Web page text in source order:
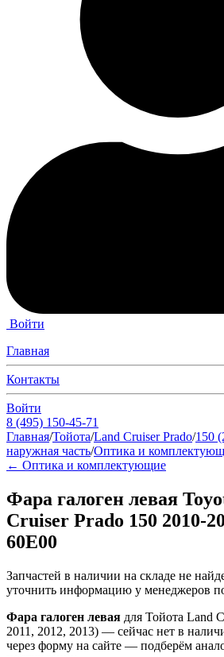
Войти
Главная
Контакты
Войти
8 (495) 150-45-71
Главная/Тойота/Land Cruiser Prado/150
наружная часть/Оптика и
← Оптика и комплектующие
Фара галоген левая
Cruiser Prado 150 2010-
60E00
Запчастей в наличии на складе не
уточнить информацию у менеджеров
Фара галоген левая для Тойота Land
2011, 2012, 2013) — сейчас нет в
через форму на сайте — подберём